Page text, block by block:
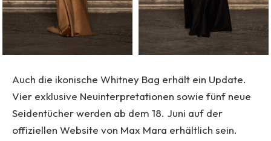
Auch die ikonische Whitney Bag erhält ein Update.
Vier exklusive Neuinterpretationen sowie fünf neue
Seidentücher werden ab dem 18. Juni auf der
offiziellen Website von Max Mara erhältlich sein.